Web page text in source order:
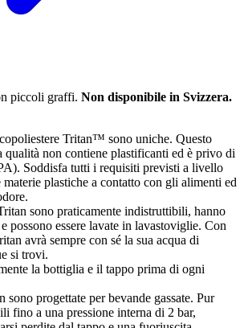
piccoli graffi. Non disponibile in Svizzera.
Tritan™ sono uniche. Questo
qualità non contiene plastificanti ed è privo di
Soddisfa tutti i requisiti previsti a livello
plastiche a contatto con gli alimenti ed
sono praticamente indistruttibili, hanno
possono essere lavate in lavastoviglie. Con
avrà sempre con sé la sua acqua di
si trovi.
la bottiglia e il tappo prima di ogni
sono progettate per bevande gassate. Pur
fino a una pressione interna di 2 bar,